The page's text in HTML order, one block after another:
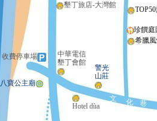
中華電信
墾丁會館
八寶公主廟
警光
山莊
Hotel dùa
收費停車場
文 化 巷
珍饌庭
希臘
墾丁旅店-大灣館